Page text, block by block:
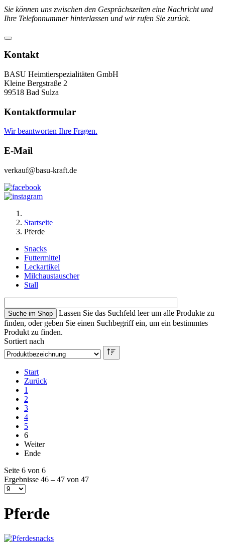
Sie können uns zwischen den Gesprächszeiten eine Nachricht und
Ihre Telefonnummer hinterlassen und wir rufen Sie zurück.
Kontakt
BASU Heimtierspezialitäten GmbH
Kleine Bergstraße 2
99518 Bad Sulza
Kontaktformular
Wir beantworten Ihre Fragen.
E-Mail
verkauf@basu-kraft.de
Startseite
Pferde
Snacks
Futtermittel
Leckartikel
Milchaustauscher
Stall
Lassen Sie das Suchfeld leer um alle Produkte zu
finden, oder geben Sie einen Suchbegriff ein, um ein bestimmtes
Produkt zu finden.
Sortiert nach
Start
Zurück
1
2
3
4
5
6
Weiter
Ende
Seite 6 von 6
Ergebnisse 46 – 47 von 47
Pferde